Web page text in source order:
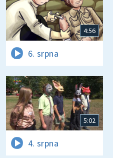
4:56
6. srpna
5:02
4. srpna